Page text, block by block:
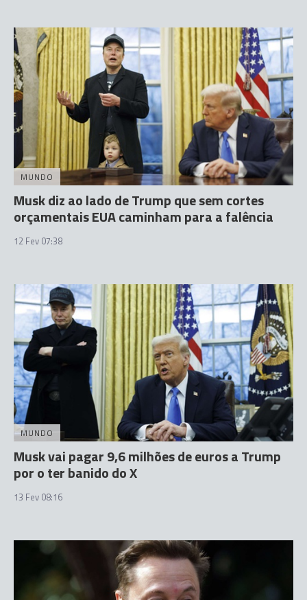
MUNDO
Musk diz ao lado de Trump que sem cortes
orçamentais EUA caminham para a falência
12 Fev 07:38
MUNDO
Musk vai pagar 9,6 milhões de euros a Trump
por o ter banido do X
13 Fev 08:16